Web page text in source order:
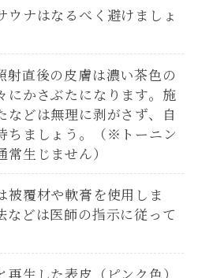
ウナはなるべく避けましょ
射直後の皮膚は濃い茶色の
にかさぶたになります。施
などは無理に剥がさず、自
ちましょう。（※トーニン
生じません）
被覆材や軟膏を使用しま
などは医師の指示に従って
生した表皮（ピンク色）